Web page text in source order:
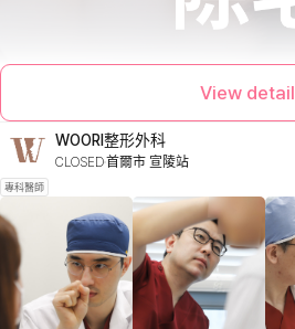
View detail
WOORI整形外科
CLOSED首爾市 宣陵站
專科醫師